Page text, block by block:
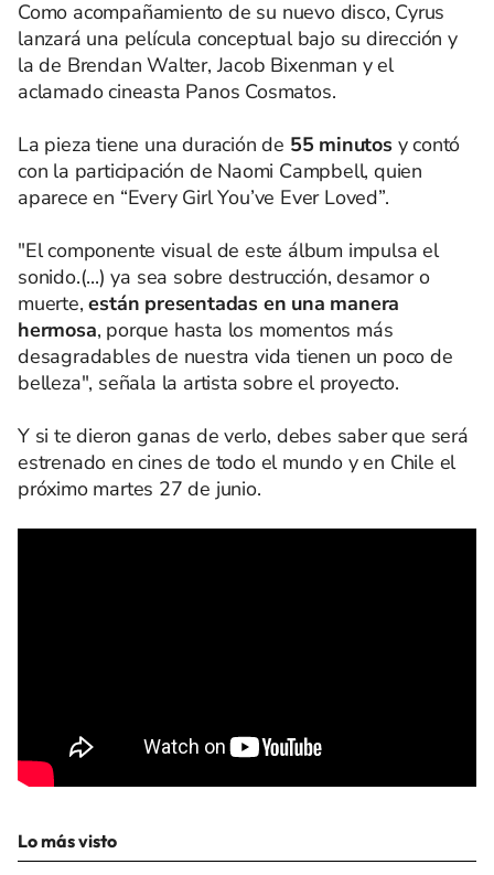
Como acompañamiento de su nuevo disco, Cyrus
lanzará una película conceptual bajo su dirección y
la de Brendan Walter, Jacob Bixenman y el
aclamado cineasta Panos Cosmatos.
La pieza tiene una duración de 55 minutos y contó
con la participación de Naomi Campbell, quien
aparece en “Every Girl You’ve Ever Loved”.
"El componente visual de este álbum impulsa el
sonido.(...) ya sea sobre destrucción, desamor o
muerte,están presentadas en una manera
hermosa, porque hasta los momentos más
desagradables de nuestra vida tienen un poco de
belleza", señala la artista sobre el proyecto.
Y si te dieron ganas de verlo, debes saber que será
estrenado en cines de todo el mundo y en Chile el
próximo martes 27 de junio.
Lo más visto